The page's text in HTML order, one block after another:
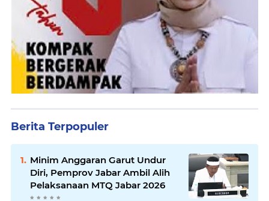
Berita Terpopuler
Minim Anggaran Garut Undur
Diri, Pemprov Jabar Ambil Alih
Pelaksanaan MTQ Jabar 2026